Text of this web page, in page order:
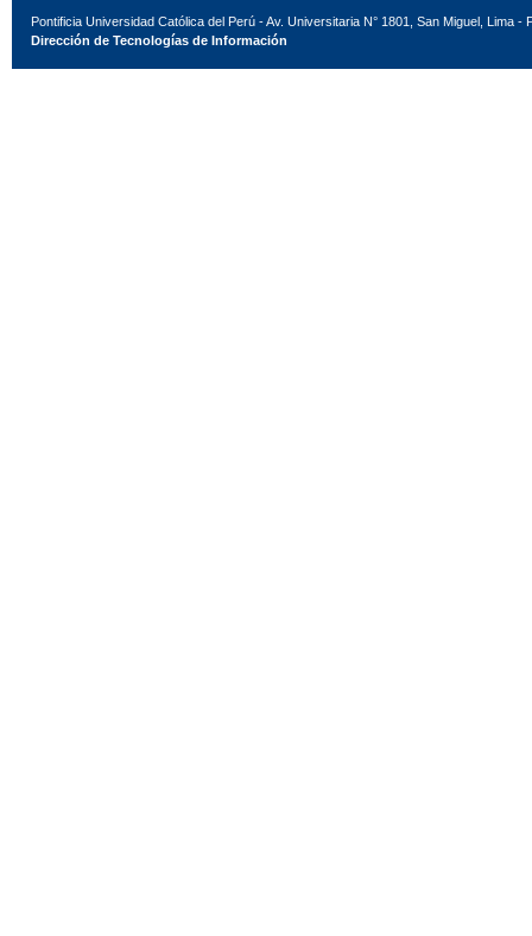
Pontificia Universidad Católica del Perú - Av. Universitaria N° 1801, San Miguel, Lima -
Dirección de Tecnologías de Información